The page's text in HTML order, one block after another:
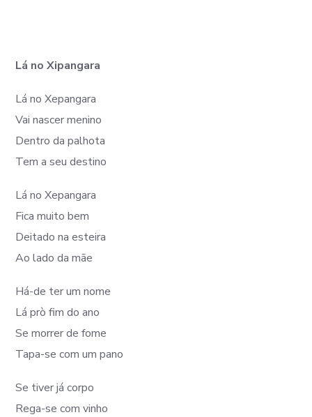
Lá no Xipangara
Lá no Xepangara
Vai nascer menino
Dentro da palhota
Tem a seu destino
Lá no Xepangara
Fica muito bem
Deitado na esteira
Ao lado da mãe
Há-de ter um nome
Lá prò fim do ano
Se morrer de fome
Tapa-se com um pano
Se tiver já corpo
Rega-se com vinho